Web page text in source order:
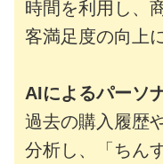
時間を利用し、
客満足度の向上
AIによるパーソ
過去の購入履歴
分析し、「ちん